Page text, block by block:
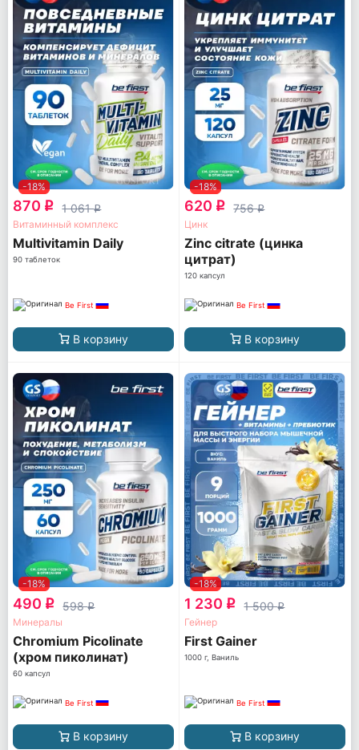
-18%
870 q 1 061q
Витаминный комплекс
Multivitamin Daily
90 таблеток
Be First
В корзину
-18%
620 q 756q
Цинк
Zinc citrate (цинка
цитрат)
120 капсул
Be First
В корзину
-18%
490 q 598q
Минералы
Chromium Picolinate
(хром пиколинат)
60 капсул
Be First
В корзину
-18%
1 230 q 1 500q
Гейнер
First Gainer
1000 г, Ваниль
Be First
В корзину